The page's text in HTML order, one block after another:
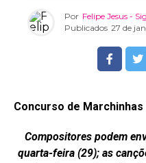
Por Felipe Jesus -
Publicados 27 de
Concurso de
Compositores podem
quarta-feira (29); as